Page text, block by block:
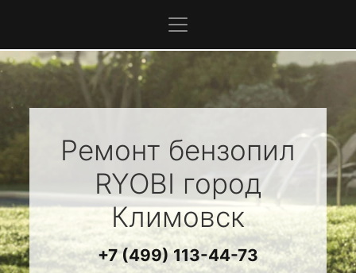
Ремонт бензопил
RYOBI город
Климовск
+7 (499) 113-44-73